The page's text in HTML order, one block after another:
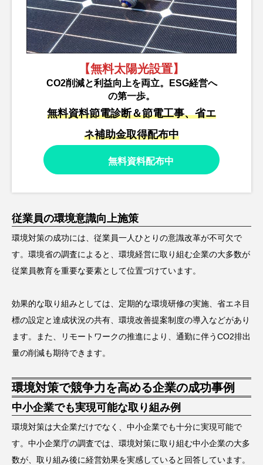
【無料太陽光設置】
CO2削減と利益向上を両立。ESG経営へ
の第一歩。
無料資料節電診断＆節電工事、省エ
ネ補助金取得配布中
無料資料配布中
従業員の環境意識向上施策
環境対策の成功には、従業員一人ひとりの意識改革が不可欠で
す。環境省の調査によると、環境経営に取り組む企業の大多数が
従業員教育を重要な要素として位置づけています。
効果的な取り組みとしては、定期的な環境研修の実施、省エネ目
標の設定と達成状況の共有、環境改善提案制度の導入などがあり
ます。また、リモートワークの推進により、通勤に伴うCO2排出
量の削減も期待できます。
環境対策で競争力を高める企業の成功事例
中小企業でも実現可能な取り組み例
環境対策は大企業だけでなく、中小企業でも十分に実現可能で
す。中小企業庁の調査では、環境対策に取り組む中小企業の大多
数が、取り組み後に経営効果を実感していると回答しています。